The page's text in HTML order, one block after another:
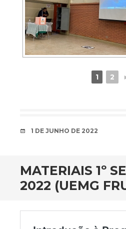
1 2
DATA
1 DE JUNHO DE 2022
MATERIAIS 1º
2022 (UEMG